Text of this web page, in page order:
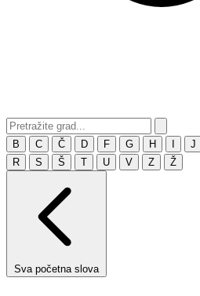
B C Č D F G H J
R
S Š T U V Z Ž
Sva početna slova